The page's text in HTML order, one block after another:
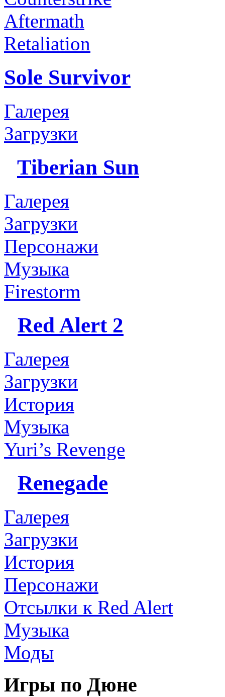
Aftermath
Retaliation
Sole Survivor
Галерея
Загрузки
Tiberian Sun
Галерея
Загрузки
Персонажи
Музыка
Firestorm
Red Alert 2
Галерея
Загрузки
История
Музыка
Yuri’s Revenge
Renegade
Галерея
Загрузки
История
Персонажи
Отсылки к Red Alert
Музыка
Моды
Игры по Дюне